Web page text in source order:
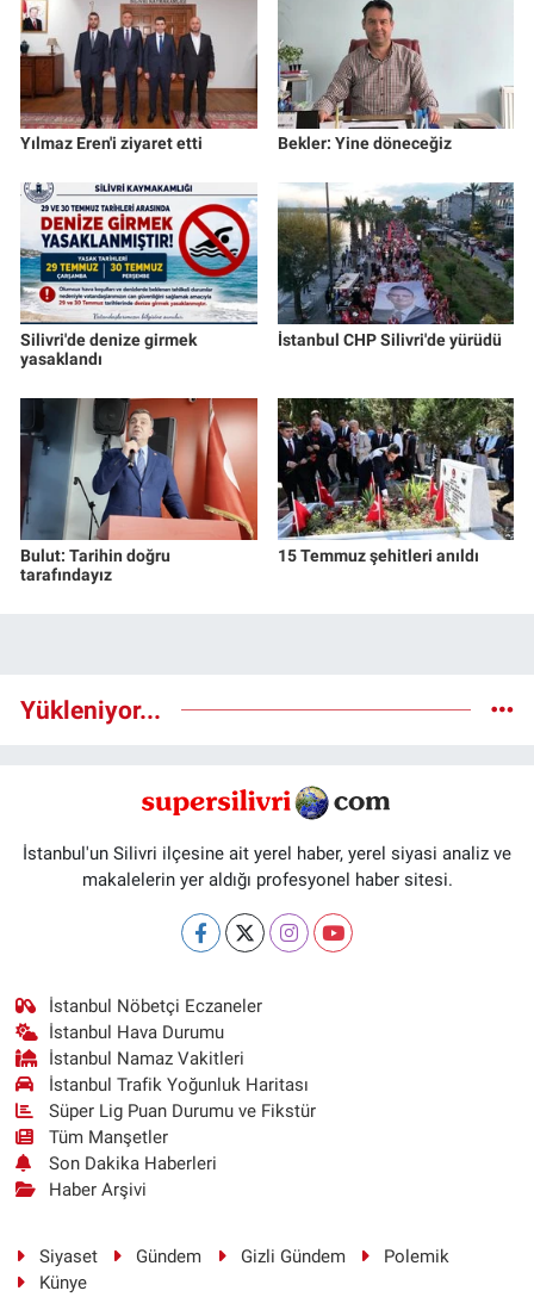
Yılmaz Eren'i ziyaret etti Bekler: Yine döneceğiz
Silivri'de denize girmek
yasaklandı
İstanbul CHP Silivri'de yürüdü
Bulut: Tarihin doğru
tarafındayız
15 Temmuz şehitleri anıldı
Yükleniyor...
İstanbul'un Silivri ilçesine ait yerel haber, yerel siyasi analiz ve
makalelerin yer aldığı profesyonel haber sitesi.
İstanbul Nöbetçi Eczaneler
İstanbul Hava Durumu
İstanbul Namaz Vakitleri
İstanbul Trafik Yoğunluk Haritası
Süper Lig Puan Durumu ve Fikstür
Tüm Manşetler
Son Dakika Haberleri
Haber Arşivi
Siyaset Gündem Gizli Gündem
Polemik
Künye